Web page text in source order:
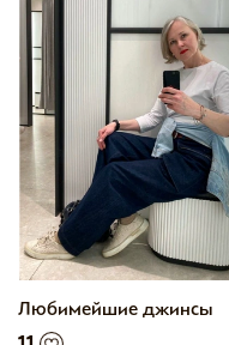
Любимейшие джинсы